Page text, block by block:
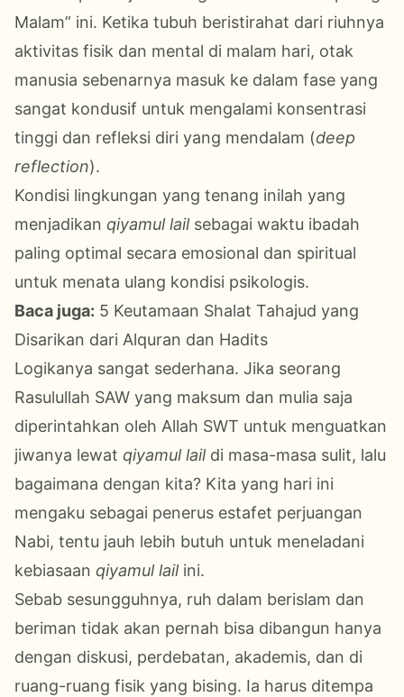
Malam” ini. Ketika tubuh beristirahat dari riuhnya
aktivitas fisik dan mental di malam hari, otak
manusia sebenarnya masuk ke dalam fase yang
sangat kondusif untuk mengalami konsentrasi
tinggi dan refleksi diri yang mendalam (deep
reflection).
Kondisi lingkungan yang tenang inilah yang
menjadikan qiyamul lailsebagai waktu ibadah
paling optimal secara emosional dan spiritual
untuk menata ulang kondisi psikologis.
Baca juga: 5 Keutamaan Shalat Tahajud yang
Disarikan dari Alquran dan Hadits
Logikanya sangat sederhana. Jika seorang
Rasulullah SAW yang maksum dan mulia saja
diperintahkan oleh Allah SWT untuk menguatkan
jiwanya lewat qiyamul laildi masa-masa sulit, lalu
bagaimana dengan kita? Kita yang hari ini
mengaku sebagai penerus estafet perjuangan
Nabi, tentu jauh lebih butuh untuk meneladani
kebiasaan qiyamul lailini.
Sebab sesungguhnya, ruh dalam berislam dan
beriman tidak akan pernah bisa dibangun hanya
dengan diskusi, perdebatan, akademis, dan di
ruang-ruang fisik yang bising. Ia harus ditempa